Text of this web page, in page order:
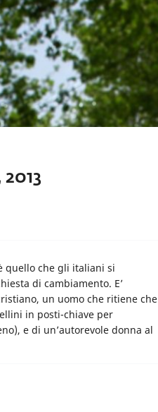
quello che gli italiani si
di cambiamento. E’
un uomo che ritiene che
in posti-chiave per
e di un’autorevole donna al